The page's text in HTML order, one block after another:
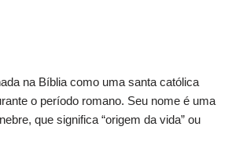
na Bíblia como uma santa católica
o período romano. Seu nome é uma
que significa “origem da vida” ou